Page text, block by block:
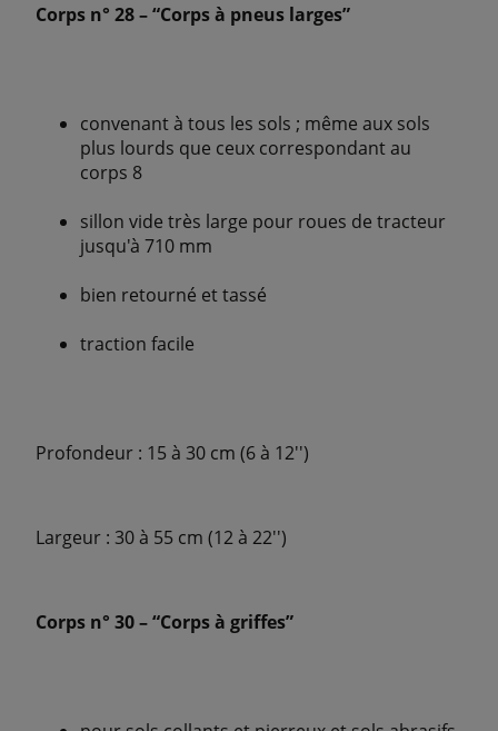
Corps n° 28 – “Corps à pneus larges”
convenant à tous les sols ; même aux sols
plus lourds que ceux correspondant au
corps 8
sillon vide très large pour roues de tracteur
jusqu'à 710 mm
bien retourné et tassé
traction facile
Profondeur : 15 à 30 cm (6 à 12'')
Largeur : 30 à 55 cm (12 à 22'')
Corps n° 30 – “Corps à griffes”